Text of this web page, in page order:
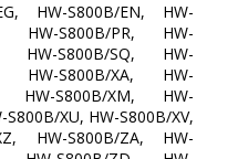
HW-S800B/EN, HW-
HW-S800B/PR, HW-
HW-S800B/SQ, HW-
HW-S800B/XA, HW-
HW-S800B/XM, HW-
XU, HW-S800B/XV,
HW-S800B/ZA, HW-